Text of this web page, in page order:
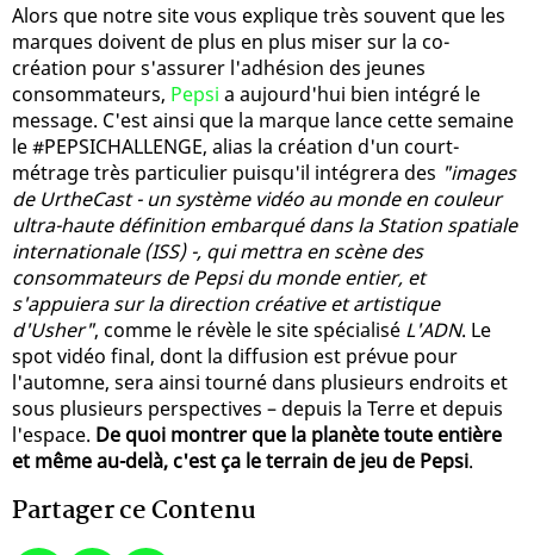
Alors que notre site vous explique très souvent que les
marques doivent de plus en plus miser sur la co-
création pour s'assurer l'adhésion des jeunes
consommateurs, Pepsi a aujourd'hui bien intégré le
message. C'est ainsi que la marque lance cette semaine
le #PEPSICHALLENGE, alias la création d'un court-
métrage très particulier puisqu'il intégrera des "images
de UrtheCast - un système vidéo au monde en couleur
ultra-haute définition embarqué dans la Station spatiale
internationale (ISS) -, qui mettra en scène des
consommateurs de Pepsi du monde entier, et
s'appuiera sur la direction créative et artistique
d'Usher", comme le révèle le site spécialisé L'ADN. Le
spot vidéo final, dont la diffusion est prévue pour
l'automne, sera ainsi tourné dans plusieurs endroits et
sous plusieurs perspectives – depuis la Terre et depuis
l'espace. De quoi montrer que la planète toute entière
et même au-delà, c'est ça le terrain de jeu de Pepsi.
Partager ce Contenu